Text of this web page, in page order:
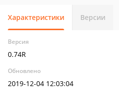
Характеристики Версии
Версия
0.74R
Обновлено
2019-12-04 12:03:04